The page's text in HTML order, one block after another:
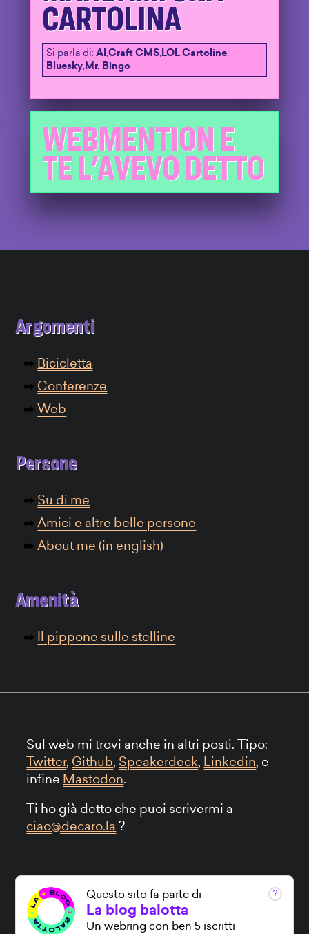
CARTOLINA
Si parla di: AI ,Craft CMS,LOL,Cartoline,
Bluesky,Mr. Bingo
WEBMENTION E
TE L'AVEVO DETTO
Argomenti
Bicicletta
Conferenze
Web
Persone
Su di me
Amici e altre belle persone
About me (in english)
Amenità
Il pippone sulle stelline
Sul web mi trovi anche in altri posti. Tipo:
Twitter, Github, Speakerdeck, Linkedin, e
infine Mastodon.
Ti ho già detto che puoi scrivermi a
ciao@decaro.la ?